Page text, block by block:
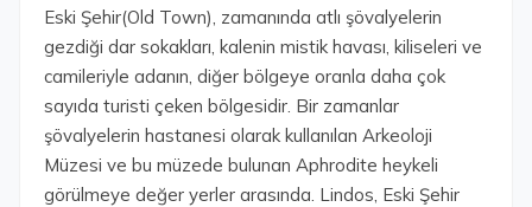
Eski Şehir(Old Town), zamanında atlı şövalyelerin
gezdiği dar sokakları, kalenin mistik havası, kiliseleri ve
camileriyle adanın, diğer bölgeye oranla daha çok
sayıda turisti çeken bölgesidir. Bir zamanlar
şövalyelerin hastanesi olarak kullanılan Arkeoloji
Müzesi ve bu müzede bulunan Aphrodite heykeli
görülmeye değer yerler arasında. Lindos, Eski Şehir